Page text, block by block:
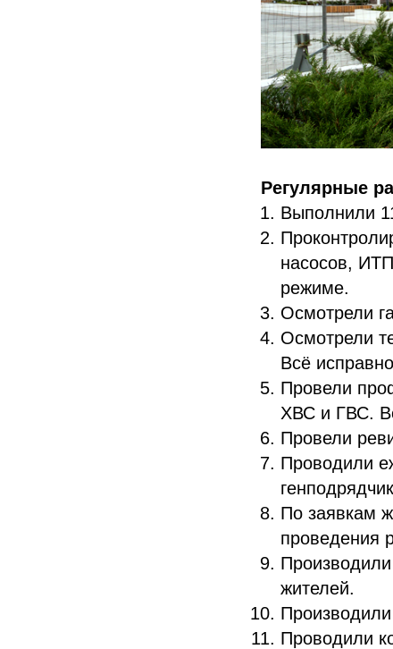
Регулярные
Выполнили
насосов,
режиме.
Осмотрели
Осмотрели
Всё
Провели
ХВС и ГВС.
Провели
Проводили
По заявкам
проведения
жителей.
Проводили